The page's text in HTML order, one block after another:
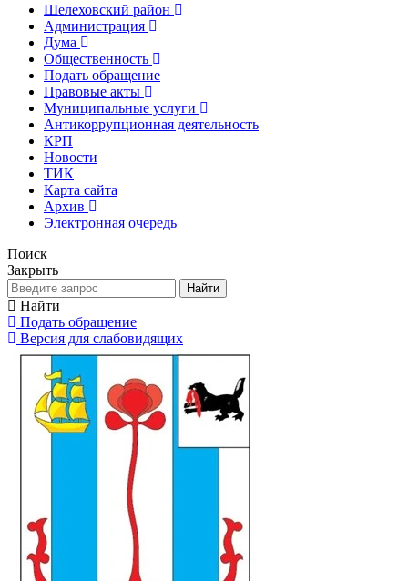
Шелеховский район
Администрация
Дума
Общественность
Подать обращение
Правовые акты
Муниципальные услуги
Антикоррупционная деятельность
КРП
Новости
ТИК
Карта сайта
Архив
Электронная очередь
Поиск
Закрыть
Найти
Найти
Подать обращение
Версия для слабовидящих